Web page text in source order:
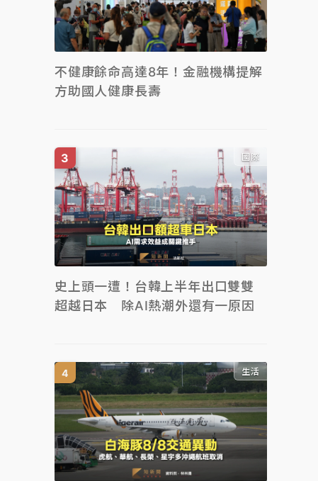
不健康餘命高達8年！金融機構提解
方助國人健康長壽
國際
史上頭一遭！台韓上半年出口雙雙
超越日本 除AI熱潮外還有一原因
生活